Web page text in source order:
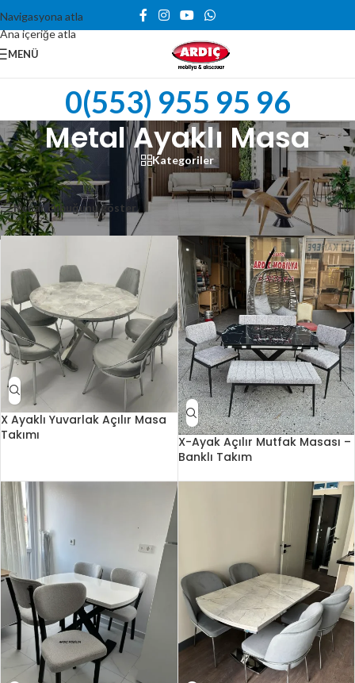
Navigasyona atla
Ana içeriğe atla
MENÜ
0(553) 955 95 96
Metal Ayaklı Masa
Kategoriler
190 sonuçtan 49-60 arası gösteriliyor
Kenar çubuğunu göster
X Ayaklı Yuvarlak Açılır Masa
Takımı
X-Ayak Açılır Mutfak Masası –
Banklı Takım